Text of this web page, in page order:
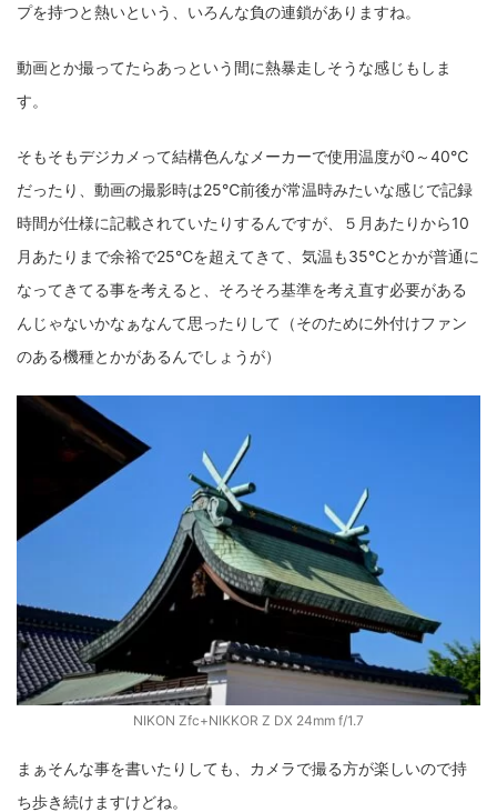
プを持つと熱いという、いろんな負の連鎖がありますね。
動画とか撮ってたらあっという間に熱暴走しそうな感じもしま
す。
そもそもデジカメって結構色んなメーカーで使用温度が0～40℃
だったり、動画の撮影時は25℃前後が常温時みたいな感じで記録
時間が仕様に記載されていたりするんですが、５月あたりから10
月あたりまで余裕で25℃を超えてきて、気温も35℃とかが普通に
なってきてる事を考えると、そろそろ基準を考え直す必要がある
んじゃないかなぁなんて思ったりして（そのために外付けファン
のある機種とかがあるんでしょうが）
NIKON Zfc+NIKKOR Z DX 24mm f/1.7
まぁそんな事を書いたりしても、カメラで撮る方が楽しいので持
ち歩き続けますけどね。